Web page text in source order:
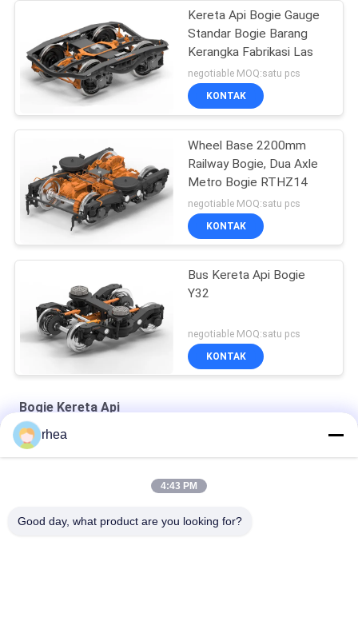
Kereta Api Bogie Gauge
Standar Bogie Barang
Kerangka Fabrikasi Las
negotiable MOQ:satu pcs
KONTAK
Wheel Base 2200mm
Railway Bogie, Dua Axle
Metro Bogie RTHZ14
negotiable MOQ:satu pcs
KONTAK
Bus Kereta Api Bogie
Y32
negotiable MOQ:satu pcs
KONTAK
Bogie Kereta Api
1000mm Gauge Railway 4 Wheel Bogie Standar AAR
rhea
4:43 PM
Good day, what product are you looking for?